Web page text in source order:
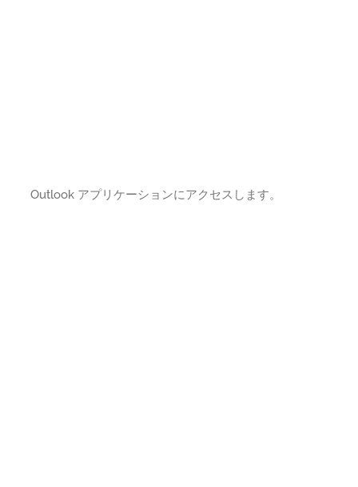
Outlook アプリケーションにアクセスします。